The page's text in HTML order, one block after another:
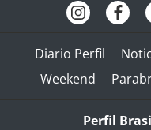
Diario Perfil
Weekend
Perfil